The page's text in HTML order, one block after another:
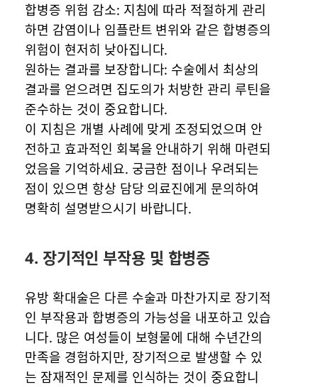
합병증 위험 감소: 지침에 따라 적절하게 관리
하면 감염이나 임플란트 변위와 같은 합병증의
위험이 현저히 낮아집니다.
원하는 결과를 보장합니다: 수술에서 최상의
결과를 얻으려면 집도의가 처방한 관리 루틴을
준수하는 것이 중요합니다.
이 지침은 개별 사례에 맞게 조정되었으며 안
전하고 효과적인 회복을 안내하기 위해 마련되
었음을 기억하세요. 궁금한 점이나 우려되는
점이 있으면 항상 담당 의료진에게 문의하여
명확히 설명받으시기 바랍니다.
4. 장기적인 부작용 및 합병증
유방 확대술은 다른 수술과 마찬가지로 장기적
인 부작용과 합병증의 가능성을 내포하고 있습
니다. 많은 여성들이 보형물에 대해 수년간의
만족을 경험하지만, 장기적으로 발생할 수 있
는 잠재적인 문제를 인식하는 것이 중요합니